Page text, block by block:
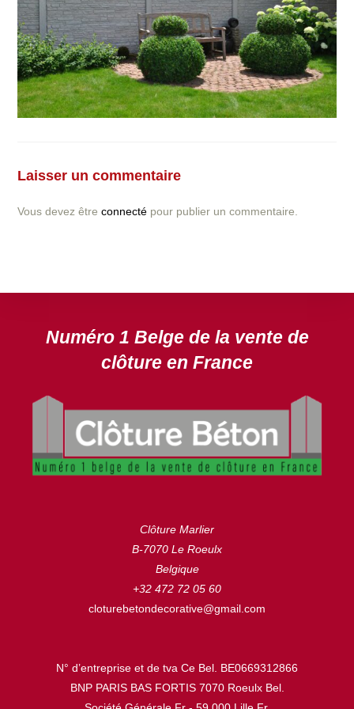
Laisser un commentaire
Vous devez êtreconnecté pour publier un commentaire.
N’hésitez pas à nous contacter ! nous vous proposerons
projet.
Numéro 1 Belge de la vente de
clôture en France
Clôture Marlier
B-7070 Le Roeulx
Belgique
+32 472 72 05 60
cloturebetondecorative@gmail.com
N° d’entreprise et de tva Ce Bel. BE0669312866
BNP PARIS BAS FORTIS 7070 Roeulx Bel.